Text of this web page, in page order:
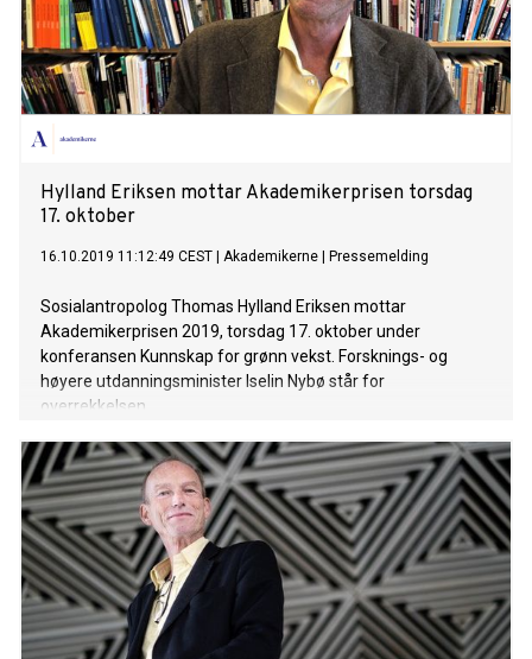
Hylland Eriksen mottar Akademikerprisen torsdag
17. oktober
16.10.2019 11:12:49 CEST Akademikerne Pressemelding
Sosialantropolog Thomas Hylland Eriksen mottar
Akademikerprisen 2019, torsdag 17. oktober under
konferansen Kunnskap for grønn vekst. Forsknings- og
høyere utdanningsminister Iselin Nybø står for
overrekkelsen.